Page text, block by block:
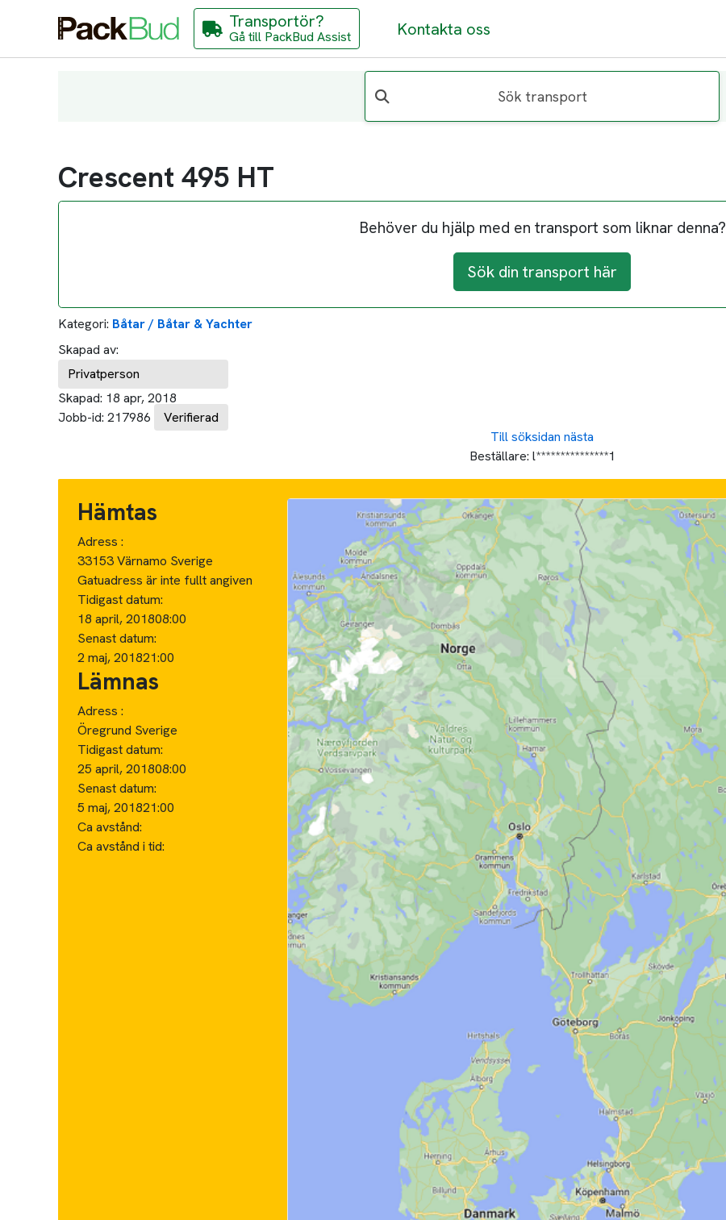
Transportör?
Gå till PackBud Assist Kontakta oss
Sök transport
Crescent 495 HT
Behöver du hjälp med en transport som liknar denna?
Sök din transport här
Kategori: Båtar / Båtar & Yachter
Skapad av:
Privatperson
Skapad: 18 apr, 2018
Jobb-id: 217986 Verifierad
Till söksidan nästa
Beställare: l***************1
Hämtas
Adress :
33153 Värnamo Sverige
Gatuadress är inte fullt angiven
Tidigast datum:
18 april, 201808:00
Senast datum:
2 maj, 201821:00
Lämnas
Adress :
Öregrund Sverige
Tidigast datum:
25 april, 201808:00
Senast datum:
5 maj, 201821:00
Ca avstånd:
Ca avstånd i tid: